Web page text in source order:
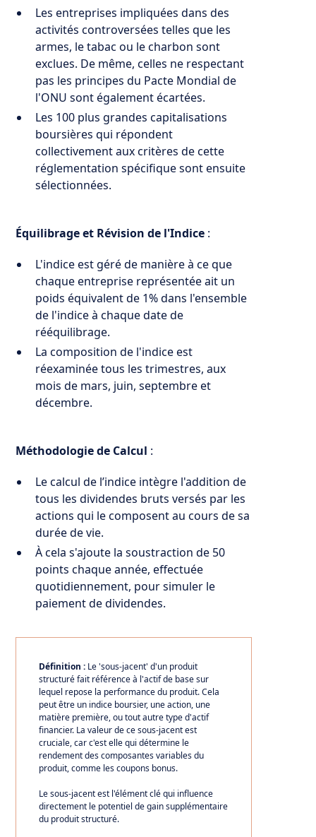
Les entreprises impliquées dans des
activités controversées telles que les
armes, le tabac ou le charbon sont
exclues. De même, celles ne respectant
pas les principes du Pacte Mondial de
l'ONU sont également écartées.
Les 100 plus grandes capitalisations
boursières qui répondent
collectivement aux critères de cette
réglementation spécifique sont ensuite
sélectionnées.
Équilibrage et Révision de l'Indice :
L'indice est géré de manière à ce que
chaque entreprise représentée ait un
poids équivalent de 1% dans l'ensemble
de l'indice à chaque date de
rééquilibrage.
La composition de l'indice est
réexaminée tous les trimestres, aux
mois de mars, juin, septembre et
décembre.
Méthodologie de Calcul :
Le calcul de l’indice intègre l'addition de
tous les dividendes bruts versés par les
actions qui le composent au cours de sa
durée de vie.
À cela s'ajoute la soustraction de 50
points chaque année, effectuée
quotidiennement, pour simuler le
paiement de dividendes.
Définition : Le 'sous-jacent' d'un produit
structuré fait référence à l'actif de base sur
lequel repose la performance du produit. Cela
peut être un indice boursier, une action, une
matière première, ou tout autre type d'actif
financier. La valeur de ce sous-jacent est
cruciale, car c'est elle qui détermine le
rendement des composantes variables du
produit, comme les coupons bonus.
Le sous-jacent est l'élément clé qui influence
directement le potentiel de gain supplémentaire
du produit structuré.